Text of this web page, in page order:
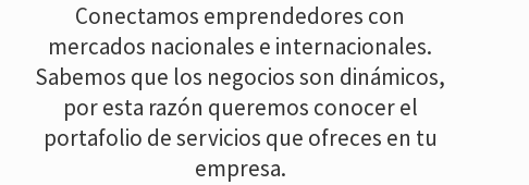
Conectamos emprendedores con
mercados nacionales e internacionales.
Sabemos que los negocios son dinámicos,
por esta razón queremos conocer el
portafolio de servicios que ofreces en tu
empresa.